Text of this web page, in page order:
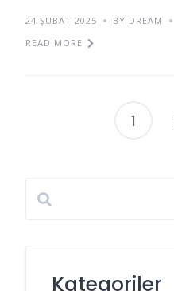
24 ŞUBAT 2025 BY DREAM
READ MORE
1
Kategoriler